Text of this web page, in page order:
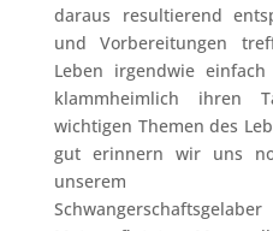
daraus resultierend
und Vorbereitungen
Leben irgendwie
klammheimlich ihren
wichtigen Themen des
gut erinnern wir uns
unserem